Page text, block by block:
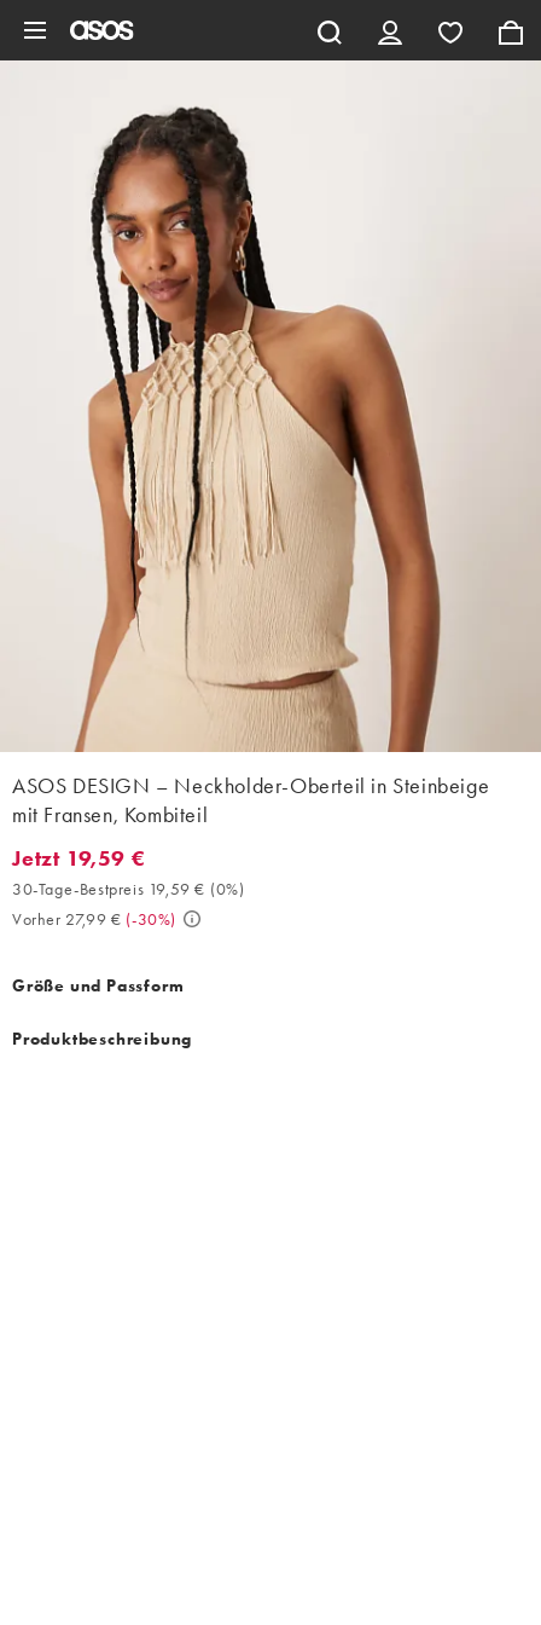
ASOS DESIGN – Neckholder-Oberteil in Steinbeige
mit Fransen, Kombiteil
Jetzt 19,59 €. 30-Tage-Bestpreis 19,59 € (0%). Vorher 27,99 €.
Jetzt 19,59 €
30-Tage-Bestpreis 19,59 € (0%)
Vorher 27,99 € (-30%)
Größe und Passform
Produktbeschreibung